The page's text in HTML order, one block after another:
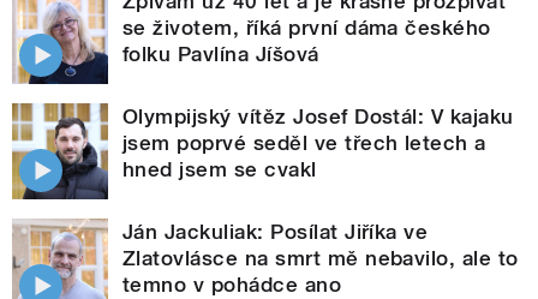
se životem, říká první dáma českého
folku Pavlína Jíšová
Olympijský vítěz Josef Dostál: V kajaku
jsem poprvé seděl ve třech letech a
hned jsem se cvakl
Ján Jackuliak: Posílat Jiříka ve
Zlatovlásce na smrt mě nebavilo, ale to
temno v pohádce ano